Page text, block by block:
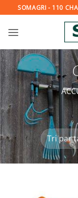
Passer
au
contenu
SOMAGRI - 110